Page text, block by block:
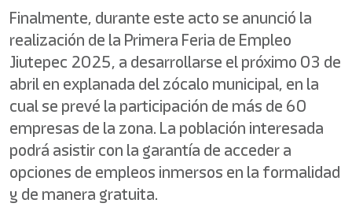
Finalmente, durante este acto se anunció la
realización de la Primera Feria de Empleo
Jiutepec 2025, a desarrollarse el próximo 03 de
abril en explanada del zócalo municipal, en la
cual se prevé la participación de más de 60
empresas de la zona. La población interesada
podrá asistir con la garantía de acceder a
opciones de empleos inmersos en la formalidad
y de manera gratuita.